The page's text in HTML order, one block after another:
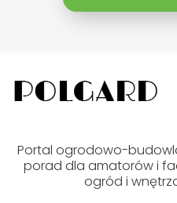
Portal ogrodowo-
porad dla amatorów i
ogród i